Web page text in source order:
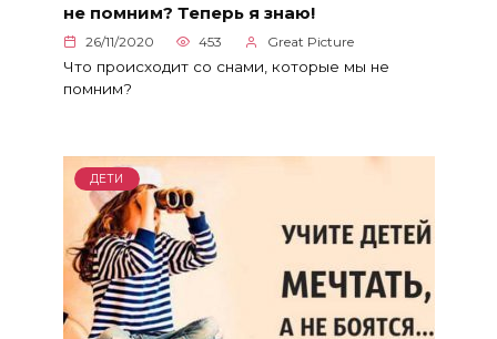
не помним? Теперь я знаю!
26/11/2020 453 Great Picture
Что происходит со снами, которые мы не
помним?
ДЕТИ